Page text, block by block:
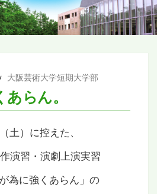
大阪芸術大学短期大学部
らん。
土）に控えた、
演習・演劇上演実習
為に強くあらん」の